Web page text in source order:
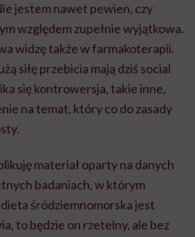
jestem nawet pewien, czy
względem zupełnie wyjątkowa.
widzę także w farmakoterapii.
siłę przebicia mają dziś social
się kontrowersja, takie inne,
na temat, który co do zasady
materiał oparty na danych
badaniach, w którym
śródziemnomorska jest
to będzie on rzetelny, ale bez